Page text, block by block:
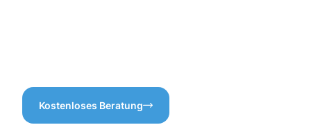
Kostenloses Beratung